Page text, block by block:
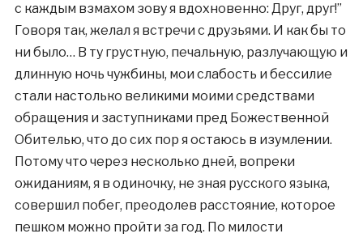
с каждым взмахом зову я вдохновенно: Друг, друг!”
Говоря так, желал я встречи с друзьями. И как бы то
ни было… В ту грустную, печальную, разлучающую и
длинную ночь чужбины, мои слабость и бессилие
стали настолько великими моими средствами
обращения и заступниками пред Божественной
Обителью, что до сих пор я остаюсь в изумлении.
Потому что через несколько дней, вопреки
ожиданиям, я в одиночку, не зная русского языка,
совершил побег, преодолев расстояние, которое
пешком можно пройти за год. По милости